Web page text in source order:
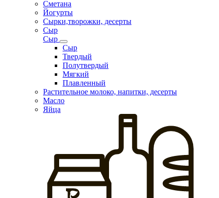
Сметана
Йогурты
Сырки,творожки, десерты
Сыр
Сыр
Сыр
Твердый
Полутвердый
Мягкий
Плавленный
Растительное молоко, напитки, десерты
Масло
Яйца